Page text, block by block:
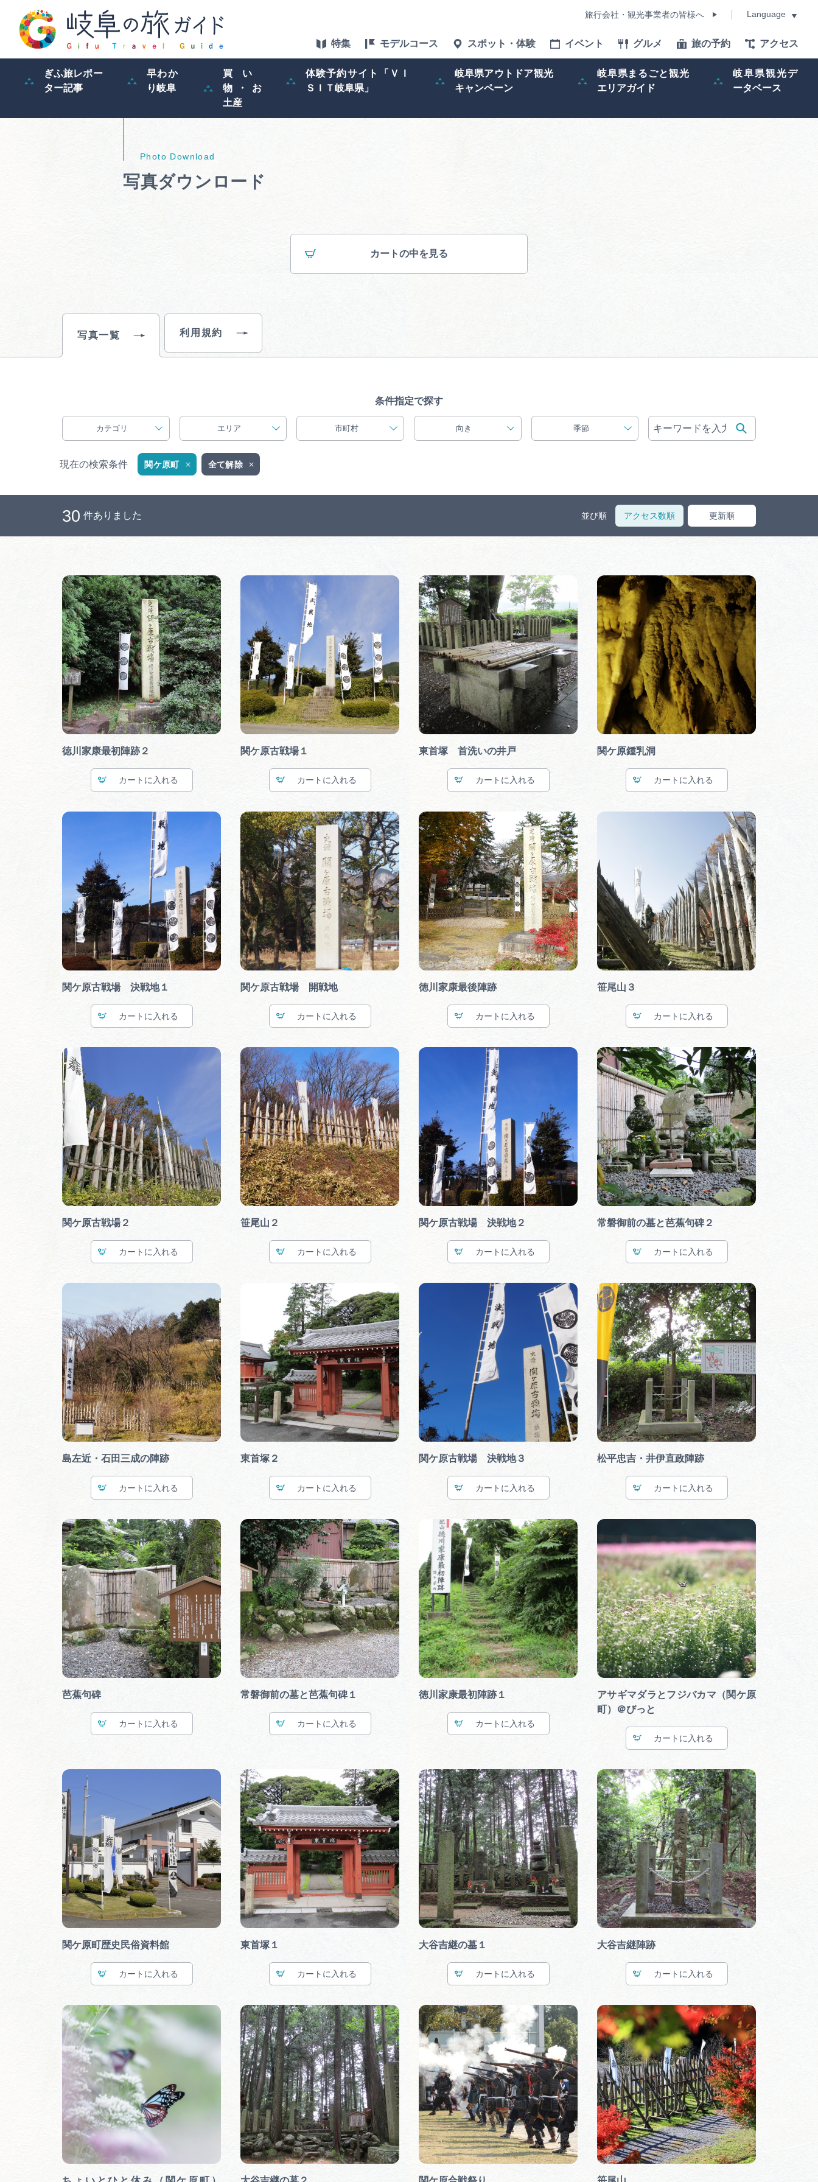
旅行会社・観光事業者の皆様へ Language
特集 モデルコース スポット・体験 イベント グルメ 旅の予約 アクセス
ぎふ旅レポー
ター記事
早わか
り岐阜
買い
物・お
土産
体験予約サイト「ＶＩ
ＳＩＴ岐阜県」
岐阜県アウトドア観光
キャンペーン
岐阜県まるごと観光
エリアガイド
岐阜県観光デ
ータベース
旅行会社・観光事業者の皆様へ フォトライブラリー
運営組織 広告掲載 サイトポリシー
写真ダウンロード
写真一覧 利用規約
カートの中を見る
条件指定で探す
カテゴリ エリア 市町村 向き 季節
現在の検索条件 関ケ原町 全て解除
30 件ありました 並び順 アクセス数順 更新順
徳川家康最初陣跡２
カート
関ケ原古戦場１
カート
東首塚 首洗いの井戸
カート
関ケ原鍾乳洞
カート
関ケ原古戦場 決戦地１
カート
関ケ原古戦場 開戦地
カート
徳川家康最後陣跡
カート
笹尾山３
カート
関ケ原古戦場２
カート
笹尾山２
カート
関ケ原古戦場 決戦地２
カート
常磐御前の墓と芭蕉句碑２
カート
島左近・石田三成の陣跡
カート
東首塚２
カート
関ケ原古戦場 決戦地３
カート
松平忠吉・井伊直政陣跡
カート
芭蕉句碑
カート
常磐御前の墓と芭蕉句碑１
カート
徳川家康最初陣跡１
カート
アサギマダラとフジバカマ（関ケ原
町）＠びっと
カート
関ケ原町歴史民俗資料館
カート
東首塚１
カート
大谷吉継の墓１
カート
大谷吉継陣跡
カート